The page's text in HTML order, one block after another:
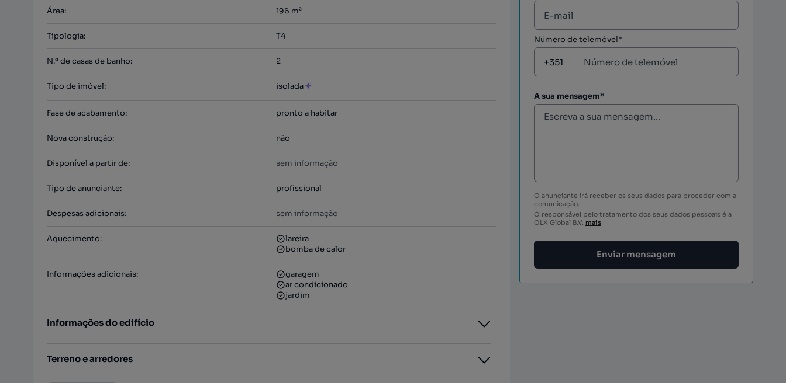
Área: 196 m²
Tipologia: T4
N.º de casas de banho: 2
Tipo de imóvel: isolada
Fase de acabamento: pronto a habitar
Nova construção: não
Disponível a partir de: sem informação
Tipo de anunciante: profissional
Despesas adicionais: sem informação
Aquecimento:
lareira
bomba de calor
Informações adicionais:
garagem
ar condicionado
jardim
Informações do edifício
Terreno e arredores
Número de telemóvel*
A sua mensagem*
O anunciante irá receber os seus dados para proceder com a
comunicação.
O responsável pelo tratamento dos seus dados pessoais é a
OLX Global B.V. mais
Enviar mensagem